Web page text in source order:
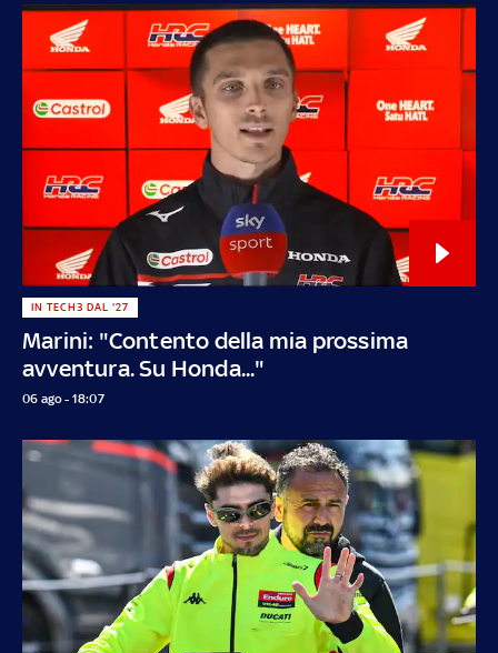
Marini: "Contento della mia prossima
avventura. Su Honda..."
IN TECH3 DAL '27
06 ago - 18:07